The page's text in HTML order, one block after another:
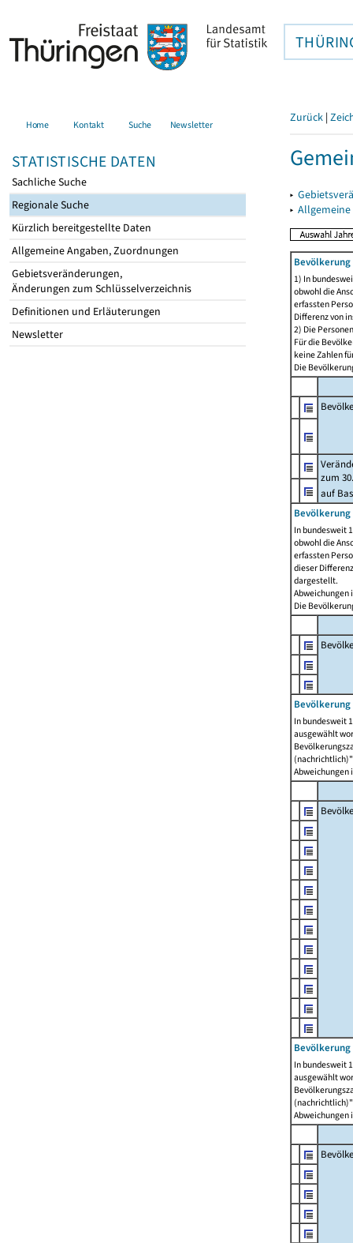
Home Kontakt Suche Newsletter
STATISTISCHE DATEN
Sachliche Suche
Regionale Suche
Kürzlich bereitgestellte Daten
Allgemeine Angaben, Zuordnungen
Gebietsveränderungen,
Änderungen zum Schlüsselverzeichnis
Definitionen und Erläuterungen
Newsletter
Zurück |
▸
▸
1) In
obwohl die
erfassten
Differenz von
2) Die
Für die
keine Zahlen
Die
zum
auf
Bevölkerung
In bundesweit
obwohl die
erfassten
dieser
dargestellt.
Abweichungen
Die
In bundesweit
ausgewählt
Abweichungen
In bundesweit
ausgewählt
Abweichungen